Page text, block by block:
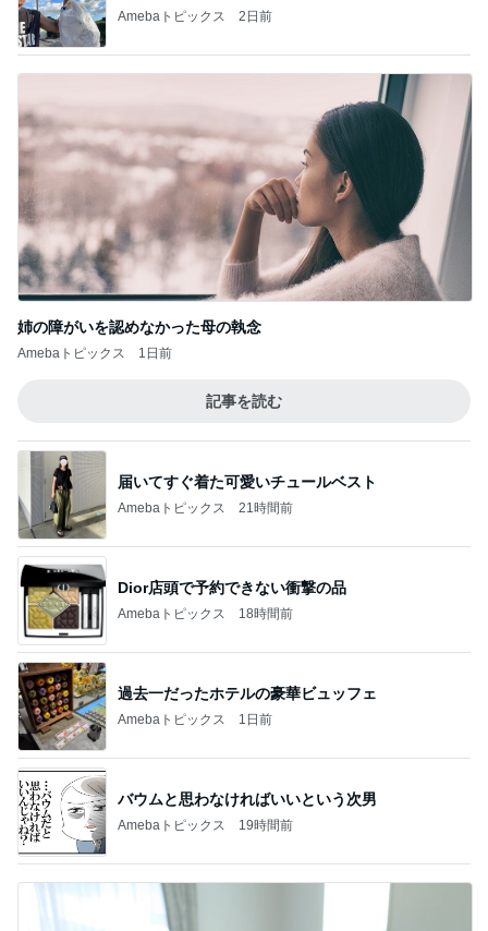
Amebaトピックス 2日前
姉の障がいを認めなかった母の執念
Amebaトピックス 1日前
記事を読む
届いてすぐ着た可愛いチュールベスト
Amebaトピックス 21時間前
Dior店頭で予約できない衝撃の品
Amebaトピックス 18時間前
過去一だったホテルの豪華ビュッフェ
Amebaトピックス 1日前
バウムと思わなければいいという次男
Amebaトピックス 19時間前